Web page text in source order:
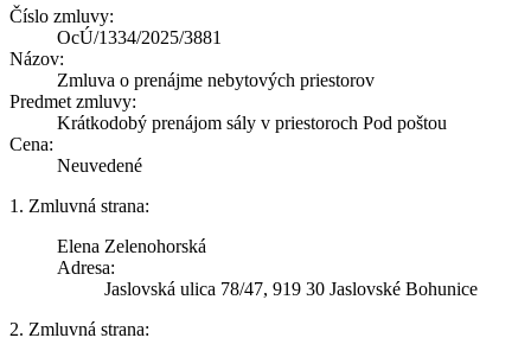
Číslo zmluvy:
OcÚ/1334/2025/3881
Názov:
Zmluva o prenájme nebytových priestorov
Predmet zmluvy:
Krátkodobý prenájom sály v priestoroch Pod poštou
Cena:
Neuvedené
1. Zmluvná strana:
Elena Zelenohorská
Adresa:
Jaslovská ulica 78/47, 919 30 Jaslovské Bohunice
2. Zmluvná strana: